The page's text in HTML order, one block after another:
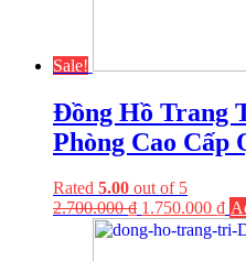
Sale!
Đồng Hồ Trang
Phòng Cao Cấp
Rated 5.00 out of 5
2.700.000₫ 1.750.000 ₫